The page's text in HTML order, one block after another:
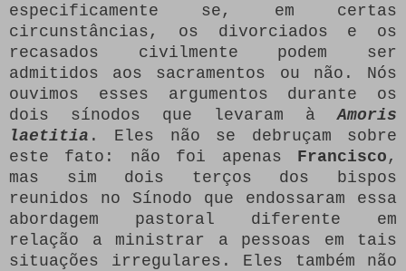
especificamente se, em certas
circunstâncias, os divorciados e os
recasados civilmente podem ser
admitidos aos sacramentos ou não. Nós
ouvimos esses argumentos durante os
dois sínodos que levaram àAmoris
laetitia . Eles não se debruçam sobre
este fato: não foi apenas Francisco ,
mas sim dois terços dos bispos
reunidos no Sínodo que endossaram essa
abordagem pastoral diferente em
relação a ministrar a pessoas em tais
situações irregulares. Eles também não